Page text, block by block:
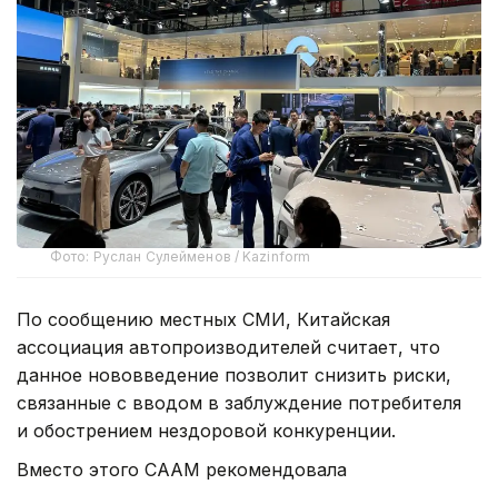
Фото: Руслан Сулейменов / Kazinform
По сообщению местных СМИ, Китайская
ассоциация автопроизводителей считает, что
данное нововведение позволит снизить риски,
связанные с вводом в заблуждение потребителя
и обострением нездоровой конкуренции.
Вместо этого CAAM рекомендовала